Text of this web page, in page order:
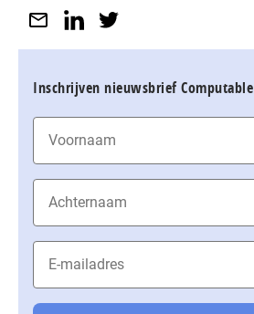
Inschrijven nieuwsbrief Computable